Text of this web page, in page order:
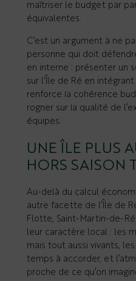
maîtriser le budget par
équivalentes.
C’est un argument à ne
personne qui doit
en interne : présenter un
sur l’Île de Ré en
renforce la cohérence
rogner sur la qualité de
équipes.
UNE ÎLE PLUS
HORS SAISON
Au-delà du calcul
autre facette de l’Île de
Flotte, Saint-Martin-de-
leur caractère local : les
mais tout aussi vivants,
temps à accorder, et
proche de ce qu’on